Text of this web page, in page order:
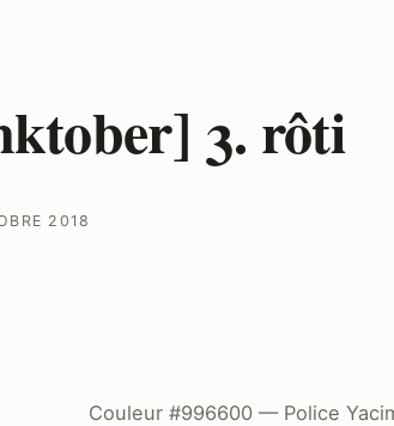
3. rôti
2018
Couleur #996600 — Police